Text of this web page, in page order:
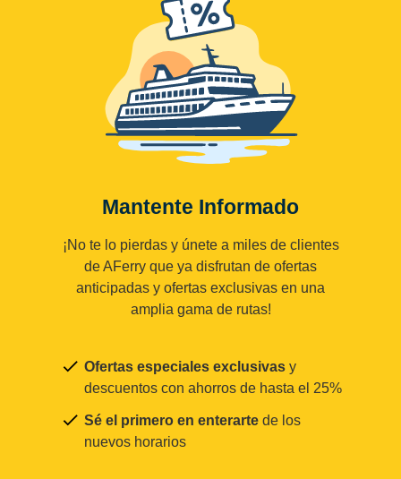
Mantente Informado
¡No te lo pierdas y únete a miles de clientes
de AFerry que ya disfrutan de ofertas
anticipadas y ofertas exclusivas en una
amplia gama de rutas!
Ofertas especiales exclusivas y
descuentos con ahorros de hasta el 25%
Sé el primero en enterarte de los
nuevos horarios